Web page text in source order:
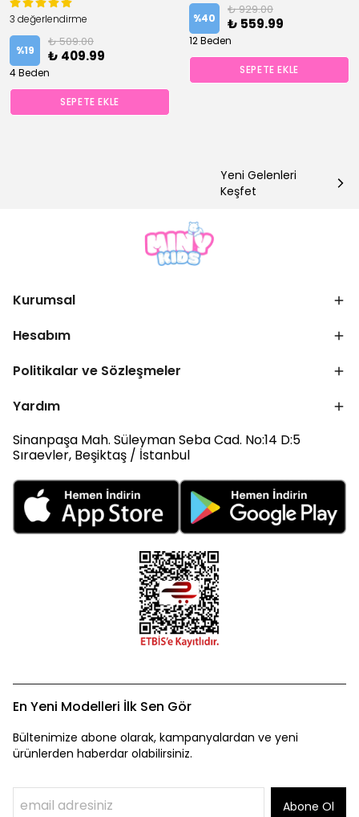
3 değerlendirme
%19
₺ 509.00
₺ 409.99
4 Beden
SEPETE EKLE
%40
₺ 929.00
₺ 559.99
12 Beden
SEPETE EKLE
Yeni Gelenleri
Keşfet
Kurumsal
Hesabım
Politikalar ve Sözleşmeler
Yardım
Sinanpaşa Mah. Süleyman Seba Cad. No:14 D:5
Sıraevler, Beşiktaş / İstanbul
En Yeni Modelleri İlk Sen Gör
Bültenimize abone olarak, kampanyalardan ve yeni
ürünlerden haberdar olabilirsiniz.
Abone Ol